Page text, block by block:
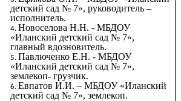
детский сад № 7», руководитель –
исполнитель.
Новоселова Н.Н. - МБДОУ
«Иланский детский сад № 7»,
главный вдозновитель.
Павлюченко Е.Н. - МБДОУ
«Иланский детский сад № 7»,
землекоп- грузчик.
Евпатов И.И. – МБДОУ «Иланский
детский сад № 7», землекоп.